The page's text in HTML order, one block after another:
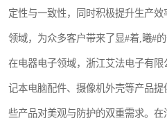
定性与一致性，同时积极提升生产
领域，为众多客户带来了显#着,曦#的
在电器电子领域，浙江艾法电子有
记本电脑配件、摄像机外壳等产品
些产品对美观与防护的双重需求。